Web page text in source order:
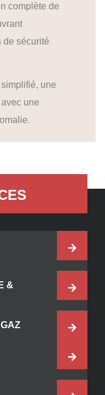
complète de
de sécurité
une
une
&